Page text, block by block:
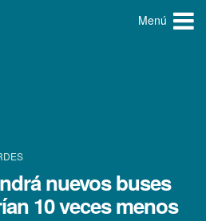
Menú
nuevos buses
10 veces menos